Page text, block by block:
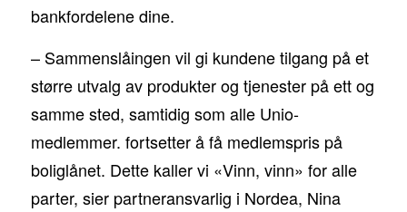
bankfordelene dine.
– Sammenslåingen vil gi kundene tilgang på et
større utvalg av produkter og tjenester på ett og
samme sted, samtidig som alle Unio-
medlemmer. fortsetter å få medlemspris på
boliglånet. Dette kaller vi «Vinn, vinn» for alle
parter, sier partneransvarlig i Nordea, Nina